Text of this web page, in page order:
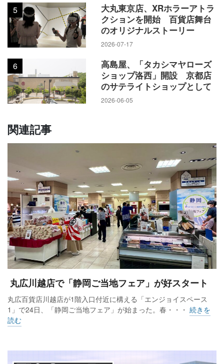
地上1階は「ここから始まるトキ」で、主要入口付近にアフタ
ヌーンティー・ティールームを開いてカフェを増やし、化粧
品売場はタッチアップスペースやカウンセリングカウンター
などの環境を整えた。2階は「上質を楽しむトキ」で、例えば
昨年11月15日にオープンした男女複合型の「サンヨー・スタ
イルストア」には地元の家具工房のオーダーメイドのイスと
テーブルを設置。夫婦でゆっくりと買い物できる。
「サンヨー・スタイルストア」
3階は「趣味を深めるトキ」で、「ユザワヤ」や「丸善」とい
皿を担う。4階は「家族で過ごすトキ」で、メンズやレディ
ス、キッズの垣根を越えた複合型のショップを展開。「ノー
スフェイス」は百貨店業界で日本一の売場面積を誇る。ベビ
ー休憩室も地域最大級で、ベビーカーごと入れる授乳室、
5
大丸東京店、XRホラーアトラ
クションを開始 百貨店舞台
のオリジナルストーリー
2026-07-17
6
高島屋、「タカシマヤローズ
ショップ洛西」開設 京都店
のサテライトショップとして
2026-06-05
関連記事
丸広川越店で「静岡ご当地フェア」が好スタート
丸広百貨店川越店が1階入口付近に構える「エンジョイスペース
1」で24日、「静岡ご当地フェア」が始まった。春・・・ 続きを
読む